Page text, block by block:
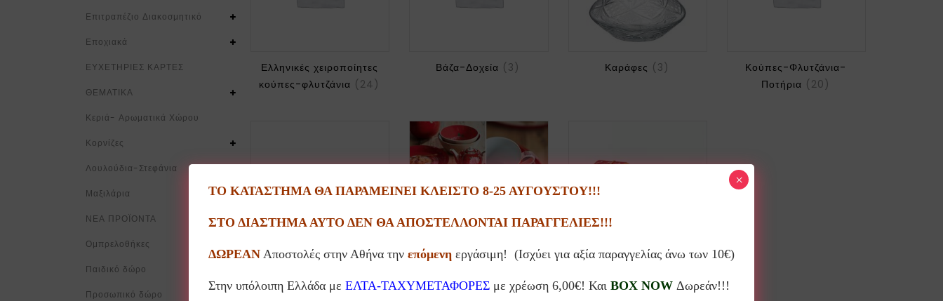
Ελληνικές χειροποίητες
κούπες-φλυτζάνια (24)
Βάζα-Δοχεία (3) Καράφες (3)
Κούπες-Φλυτζάνια-
Ποτήρια (20)
(237)
Επιτραπέζιο Διακοσμητικό
Εποχιακά
ΕΥΧΕΤΗΡΙΕΣ ΚΑΡΤΕΣ
ΘΕΜΑΤΙΚΑ
Κεριά- Αρωματικά Χώρου
Κορνίζες
Λουλούδια-Στεφάνια
Μαξιλάρια
ΝΕΑ ΠΡΟΪΟΝΤΑ
Ομπρελοθήκες
Παιδικό δώρο
Προσωπικό δώρο
ΤΟ ΚΑΤΑΣΤΗΜΑ ΘΑ ΠΑΡΑΜΕΙΝΕΙ ΚΛΕΙΣΤΟ 8-25 ΑΥΓΟΥΣΤΟΥ!!!
ΣΤΟ ΔΙΑΣΤΗΜΑ ΑΥΤΟ ΔΕΝ ΘΑ ΑΠΟΣΤΕΛΛΟΝΤΑΙ ΠΑΡΑΓΓΕΛΙΕΣ!!!
ΔΩΡΕΑΝΑποστολές στην Αθήνα την επόμενηεργάσιμη! (Ισχύει για αξία παραγγελίας άνω των 10€)
Στην υπόλοιπη Ελλάδα με ΕΛΤΑ-ΤΑΧΥΜΕΤΑΦΟΡΕΣμε χρέωση 6,00€! Και BOX NOWΔωρεάν!!!
×